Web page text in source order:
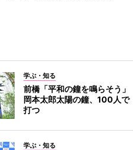
学ぶ・知る
前橋「平和の鐘を鳴らそう」
岡本太郎太陽の鐘、100人で
打つ
学ぶ・知る